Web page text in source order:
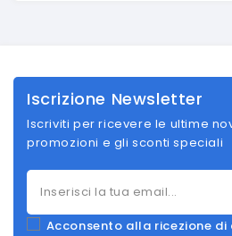
Iscrizione Newsletter
Iscriviti per ricevere le ultime
promozioni e gli sconti speciali
Acconsento alla ricezione di